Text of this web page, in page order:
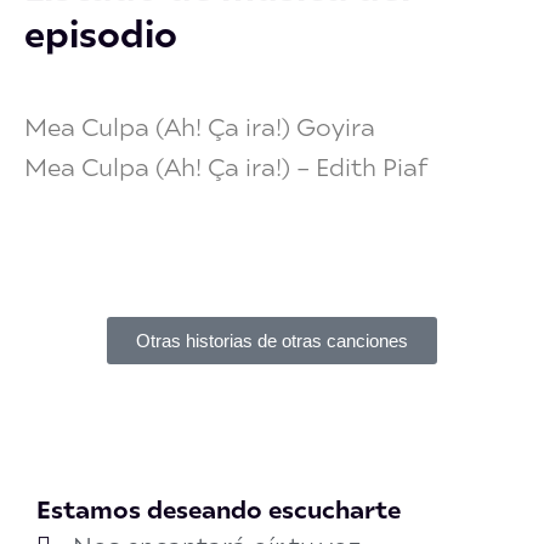
t
e
o
k
r
i
e
episodio
Mea Culpa (Ah! Ça ira!) Goyira
Mea Culpa (Ah! Ça ira!) – Edith Piaf
Otras historias de otras canciones
Estamos deseando escucharte